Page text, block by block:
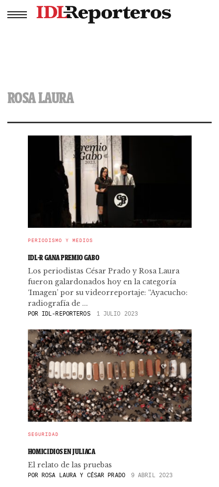
ROSA LAURA
PERIODISMO Y MEDIOS
IDL-R GANA PREMIO GABO
Los periodistas César Prado y Rosa Laura
fueron galardonados hoy en la categoría
‘Imagen’ por su videorreportaje: “Ayacucho:
radiografía de ...
POR IDL-REPORTEROS 1 JULIO 2023
SEGURIDAD
HOMICIDIOS EN JULIACA
El relato de las pruebas
PORROSA LAURA Y CÉSAR PRADO 9 ABRIL 2023